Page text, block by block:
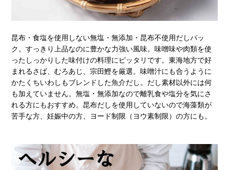
昆布・食塩を使用しない無塩・無添加・昆布不使用だしパッ
ク。すっきり上品なのに豊かな力強い風味。味噌味や肉類を使
ったしっかりした味付けの料理にピッタリです。東海地方で好
まれるさば、むろあじ、宗田鰹を厳選。味噌汁にも合うように
かたくちいわしもブレンドした魚介だし。だし素材以外には何
も加えていません。無塩・無添加なので離乳食や塩分を気にさ
れる方にもおすすめ。昆布だしを使用していないので海藻類が
苦手な方、妊娠中の方、ヨード制限（ヨウ素制限）の方にも。